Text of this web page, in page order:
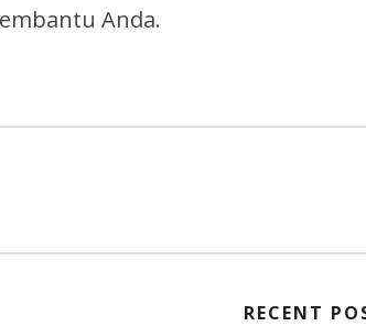
Anda.
RECENT